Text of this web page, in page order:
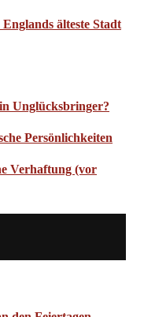
älteste Stadt
Unglücksbringer?
Persönlichkeiten
Verhaftung (vor